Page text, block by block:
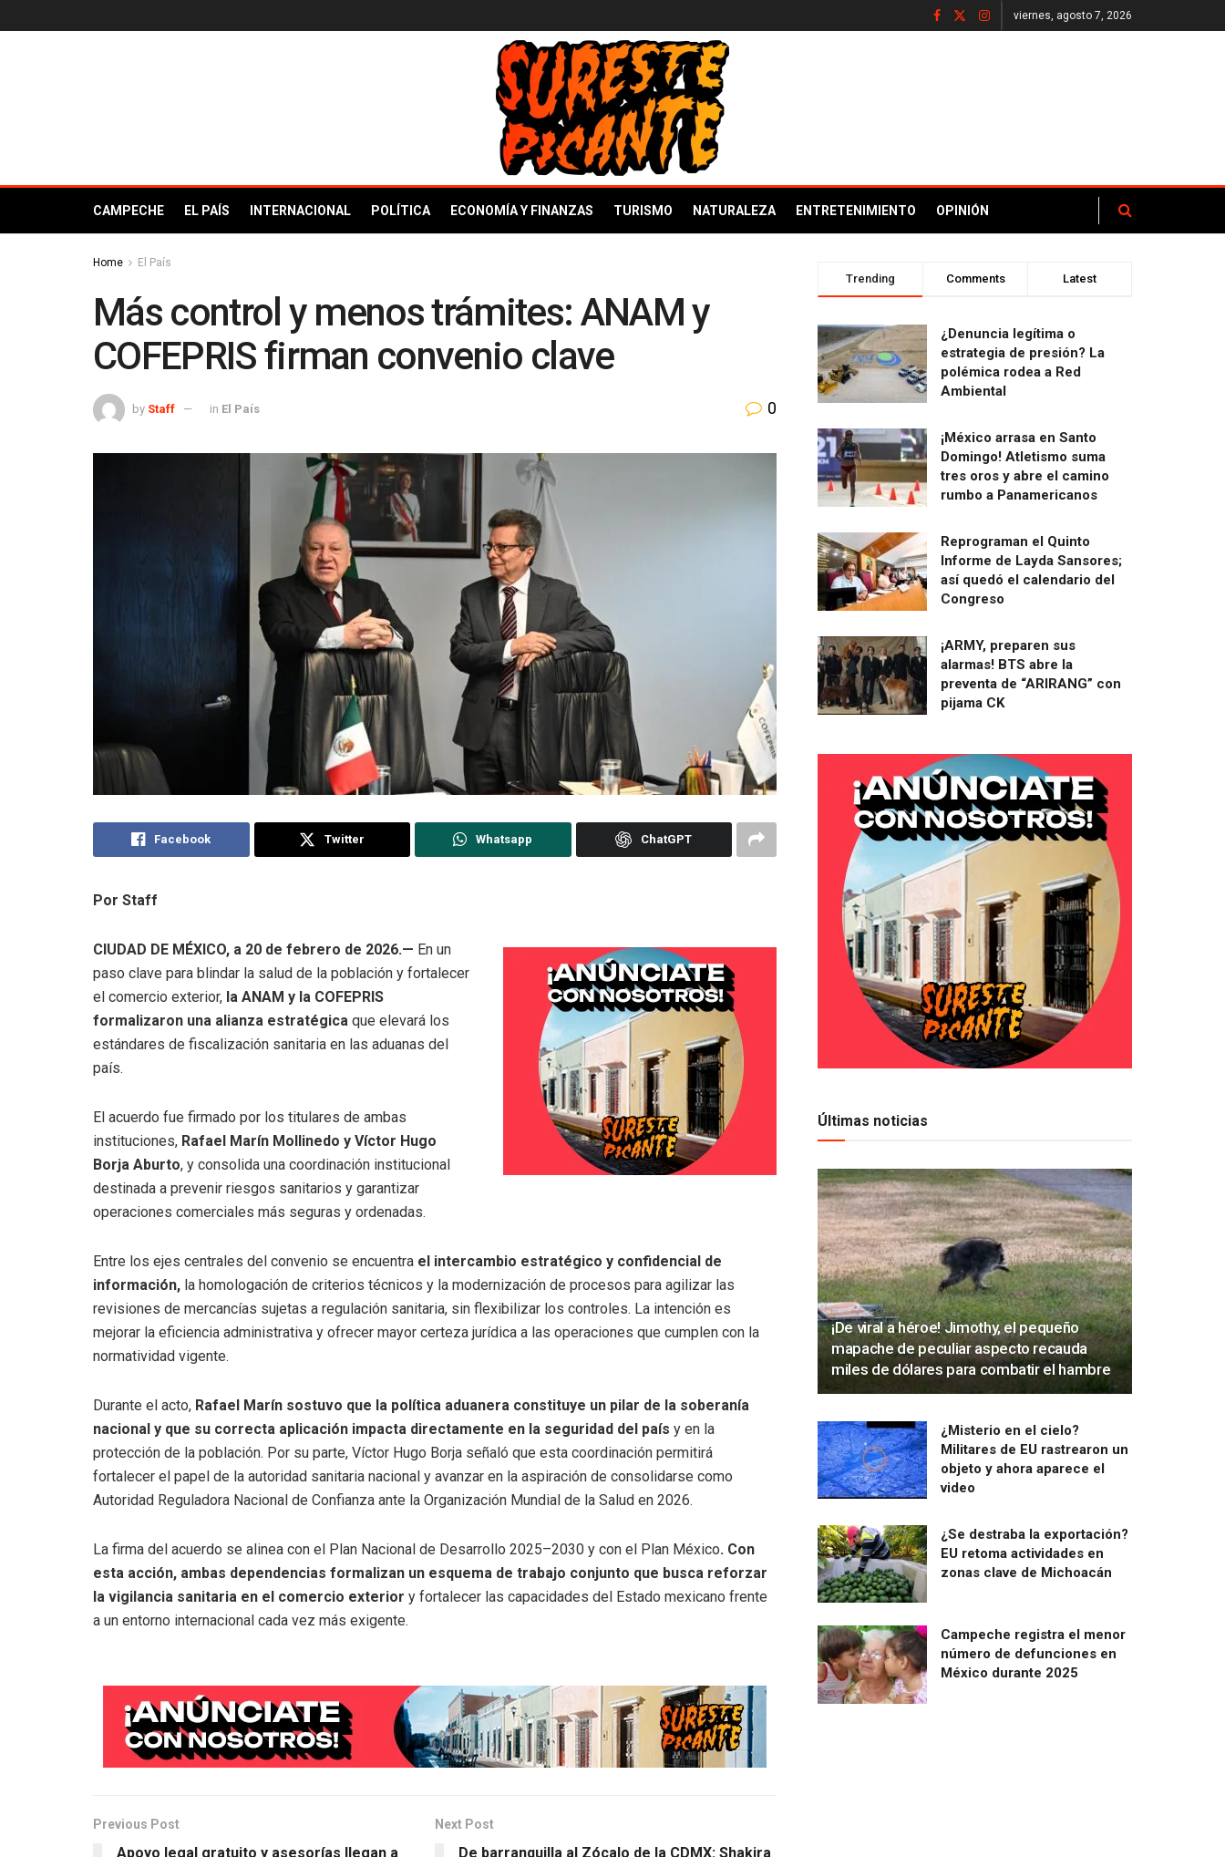
viernes, agosto 7, 2026
CAMPECHE EL PAÍS INTERNACIONAL POLÍTICA ECONOMÍA Y FINANZAS TURISMO NATURALEZA ENTRETENIMIENTO OPINIÓN
Home El País
Más control y menos trámites: ANAM y
COFEPRIS firman convenio clave
by Staff in El País 0
Facebook Twitter Whatsapp ChatGPT
Por Staff
CIUDAD DE MÉXICO, a 20 de febrero de 2026.— En un
paso clave para blindar la salud de la población y fortalecer
el comercio exterior, la ANAM y la COFEPRIS
formalizaron una alianza estratégica que elevará los
estándares de fiscalización sanitaria en las aduanas del
país.
El acuerdo fue firmado por los titulares de ambas
instituciones, Rafael Marín Mollinedo y Víctor Hugo
Borja Aburto, y consolida una coordinación institucional
destinada a prevenir riesgos sanitarios y garantizar
operaciones comerciales más seguras y ordenadas.
Entre los ejes centrales del convenio se encuentra el intercambio estratégico y confidencial de
información, la homologación de criterios técnicos y la modernización de procesos para agilizar las
revisiones de mercancías sujetas a regulación sanitaria, sin flexibilizar los controles. La intención es
mejorar la eficiencia administrativa y ofrecer mayor certeza jurídica a las operaciones que cumplen con la
normatividad vigente.
Durante el acto, Rafael Marín sostuvo que la política aduanera constituye un pilar de la soberanía
nacional y que su correcta aplicación impacta directamente en la seguridad del país y en la
protección de la población. Por su parte, Víctor Hugo Borja señaló que esta coordinación permitirá
fortalecer el papel de la autoridad sanitaria nacional y avanzar en la aspiración de consolidarse como
Autoridad Reguladora Nacional de Confianza ante la Organización Mundial de la Salud en 2026.
La firma del acuerdo se alinea con el Plan Nacional de Desarrollo 2025–2030 y con el Plan México. Con
esta acción, ambas dependencias formalizan un esquema de trabajo conjunto que busca reforzar
la vigilancia sanitaria en el comercio exterior y fortalecer las capacidades del Estado mexicano frente
a un entorno internacional cada vez más exigente.
Previous Post
Apoyo legal gratuito y asesorías llegan a
Next Post
De barranquilla al Zócalo de la CDMX: Shakira
Trending Comments Latest
¿Denuncia legítima o
estrategia de presión? La
polémica rodea a Red
Ambiental
¡México arrasa en Santo
Domingo! Atletismo suma
tres oros y abre el camino
rumbo a Panamericanos
Reprograman el Quinto
Informe de Layda Sansores;
así quedó el calendario del
Congreso
¡ARMY, preparen sus
alarmas! BTS abre la
preventa de “ARIRANG” con
pijama CK
Últimas noticias
¡De viral a héroe! Jimothy, el pequeño
mapache de peculiar aspecto recauda
miles de dólares para combatir el hambre
¿Misterio en el cielo?
Militares de EU rastrearon un
objeto y ahora aparece el
video
¿Se destraba la exportación?
EU retoma actividades en
zonas clave de Michoacán
Campeche registra el menor
número de defunciones en
México durante 2025